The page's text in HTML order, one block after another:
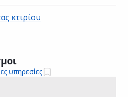
υπηρεσίες
κτιρίου